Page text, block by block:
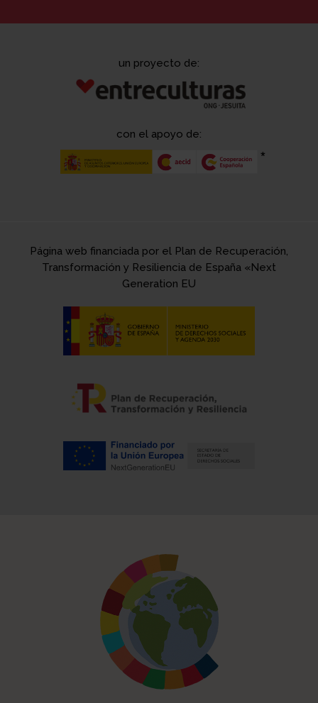
un proyecto de:
con el apoyo de:
Página web financiada por el Plan de Recuperación,
Transformación y Resiliencia de España «Next
Generation EU